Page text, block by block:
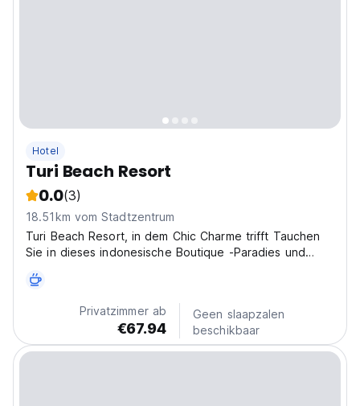
Hotel
Turi Beach Resort
0.0(3)
18.51km vom Stadtzentrum
Turi Beach Resort, in dem Chic Charme trifft Tauchen
Sie in dieses indonesische Boutique -Paradies und
Privatzimmer ab
€67.94
Geen slaapzalen
beschikbaar